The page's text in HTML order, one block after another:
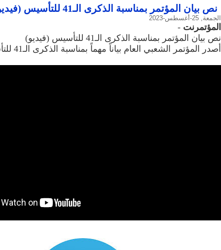
نص بيان المؤتمر بمناسبة الذكرى الـ41 للتأسيس (فيديو)
الجمعة, 25-أغسطس-2023
المؤتمرنت -
نص بيان المؤتمر بمناسبة الذكرى الـ41 للتأسيس (فيديو)
أصدر‮ ‬المؤتمر‮ ‬الشعبي‮ ‬العام‮ ‬بياناً‮ ‬مهماً‮ ‬بمناسبة‮ ‬الذكرى‮ ‬الـ41 ‬للتأسيس.